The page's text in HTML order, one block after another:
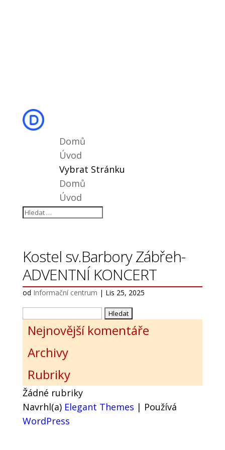
Domů
Úvod
Vybrat Stránku
Domů
Úvod
Kostel sv.Barbory Zábřeh-
ADVENTNÍ KONCERT
od Informační centrum | Lis 25, 2025
Vyhledávání
Nejnovější komentáře
Archivy
Rubriky
Žádné rubriky
Navrhl(a) Elegant Themes | Používá
WordPress